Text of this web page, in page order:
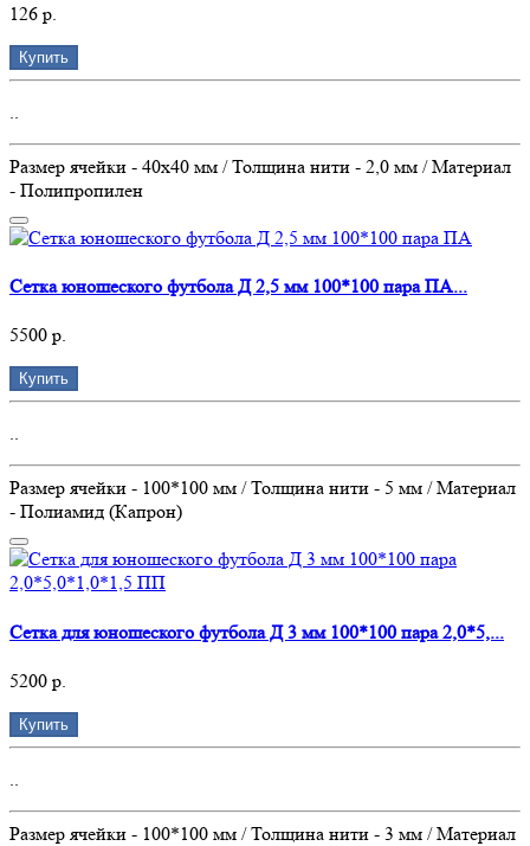
126 р.
Купить
Размер ячейки - 40х40 мм / Толщина нити - 2,0 мм / Материал
- Полипропилен
Сетка юношеского футбола Д 2,5 мм 100*100 пара ПА...
5500 р.
Купить
..
Размер ячейки - 100*100 мм / Толщина нити - 5 мм / Материал
- Полиамид (Капрон)
Сетка для юношеского футбола Д 3 мм 100*100 пара 2,0*5,...
5200 р.
Купить
..
Размер ячейки - 100*100 мм / Толщина нити - 3 мм / Материал